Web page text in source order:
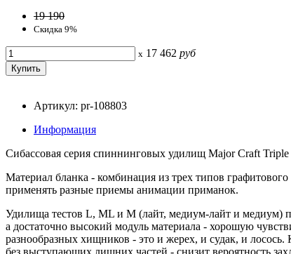
19 190
Скидка 9%
x 17 462 руб
Артикул: pr-108803
Информация
Сибассовая серия спиннинговых удилищ Major Craft
Материал бланка - комбинация из трех типов
применять разные приемы анимации приманок.
Удилища тестов L, ML и M (лайт, медиум-лайт и медиум)
а достаточно высокий модуль материала - хорошую
разнообразных хищников - это и жерех, и судак, и
без выступающих лишних частей - снизит вероятность